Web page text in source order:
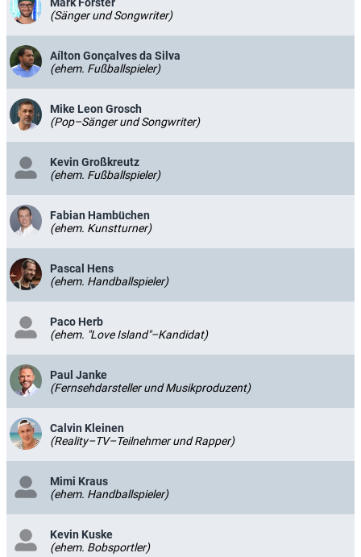
(Sänger und Songwriter)
Aílton Gonçalves da Silva
(ehem. Fußballspieler)
Mike Leon Grosch
(Pop–Sänger und Songwriter)
Kevin Großkreutz
(ehem. Fußballspieler)
Fabian Hambüchen
(ehem. Kunstturner)
Pascal Hens
(ehem. Handballspieler)
Paco Herb
(ehem. "Love Island"–Kandidat)
Paul Janke
(Fernsehdarsteller und Musikproduzent)
Calvin Kleinen
(Reality–TV–Teilnehmer und Rapper)
Mimi Kraus
(ehem. Handballspieler)
Kevin Kuske
(ehem. Bobsportler)